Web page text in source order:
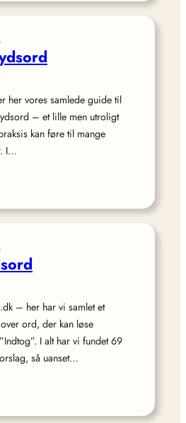
her vores samlede guide til
– et lille men utroligt
kan føre til mange
I…
– her har vi samlet et
ord, der kan løse
I alt har vi fundet 69
så uanset…